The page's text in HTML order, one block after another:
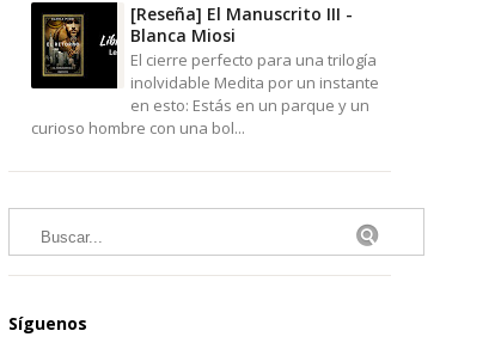
[Reseña] El Manuscrito III -
Blanca Miosi
El cierre perfecto para una trilogía
inolvidable Medita por un instante
en esto: Estás en un parque y un
curioso hombre con una bol...
Síguenos